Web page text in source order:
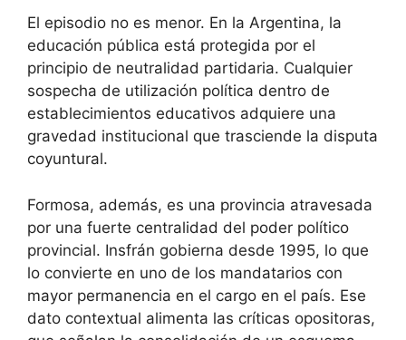
El episodio no es menor. En la Argentina, la
educación pública está protegida por el
principio de neutralidad partidaria. Cualquier
sospecha de utilización política dentro de
establecimientos educativos adquiere una
gravedad institucional que trasciende la disputa
coyuntural.
Formosa, además, es una provincia atravesada
por una fuerte centralidad del poder político
provincial. Insfrán gobierna desde 1995, lo que
lo convierte en uno de los mandatarios con
mayor permanencia en el cargo en el país. Ese
dato contextual alimenta las críticas opositoras,